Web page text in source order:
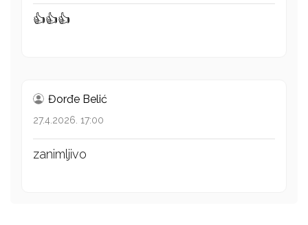
👍👍👍
Đorđe Belić
27.4.2026. 17:00
zanimljivo